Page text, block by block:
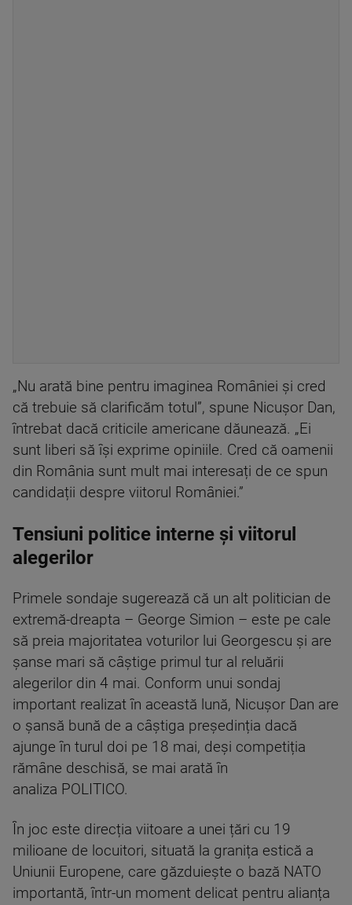
„Nu arată bine pentru imaginea României și cred
că trebuie să clarificăm totul”, spune Nicușor Dan,
întrebat dacă criticile americane dăunează. „Ei
sunt liberi să își exprime opiniile. Cred că oamenii
din România sunt mult mai interesați de ce spun
candidații despre viitorul României.”
Tensiuni politice interne și viitorul
alegerilor
Primele sondaje sugerează că un alt politician de
extremă-dreapta – George Simion – este pe cale
să preia majoritatea voturilor lui Georgescu și are
șanse mari să câștige primul tur al reluării
alegerilor din 4 mai. Conform unui sondaj
important realizat în această lună, Nicușor Dan are
o șansă bună de a câștiga președinția dacă
ajunge în turul doi pe 18 mai, deși competiția
rămâne deschisă, se mai arată în
analiza POLITICO.
În joc este direcția viitoare a unei țări cu 19
milioane de locuitori, situată la granița estică a
Uniunii Europene, care găzduiește o bază NATO
importantă, într-un moment delicat pentru alianța